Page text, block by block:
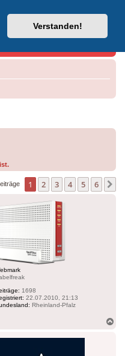
Verstanden!
Helpdesk
1 2 3 4 5 6
1698
22.07.2010, 21:13
Rheinland-Pfalz